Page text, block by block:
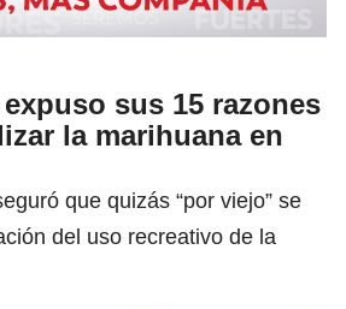
sus 15 razones
la marihuana en
que quizás “por viejo” se
del uso recreativo de la